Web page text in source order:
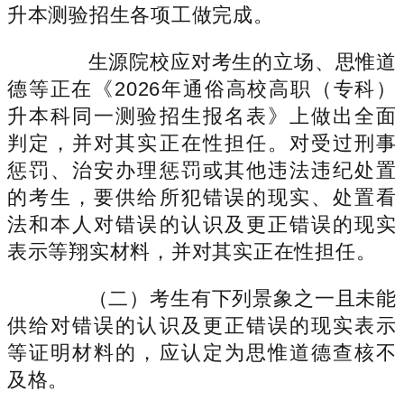
升本测验招生各项工做完成。
生源院校应对考生的立场、思惟道
德等正在《2026年通俗高校高职（专科）
升本科同一测验招生报名表》上做出全面
判定，并对其实正在性担任。对受过刑事
惩罚、治安办理惩罚或其他违法违纪处置
的考生，要供给所犯错误的现实、处置看
法和本人对错误的认识及更正错误的现实
表示等翔实材料，并对其实正在性担任。
（二）考生有下列景象之一且未能
供给对错误的认识及更正错误的现实表示
等证明材料的，应认定为思惟道德查核不
及格。